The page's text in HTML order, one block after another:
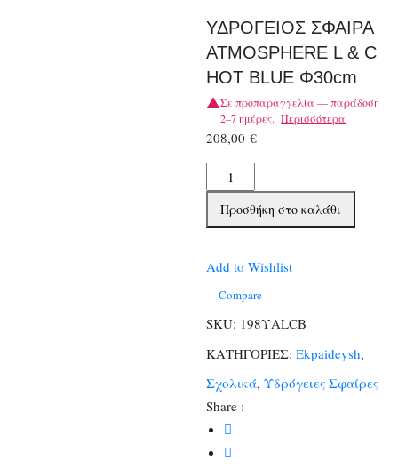
ΥΔΡΟΓΕΙΟΣ ΣΦΑΙΡΑ
ATMOSPHERE L & C
HOT BLUE Φ30cm
Σε προπαραγγελία — παράδοση
2–7 ημέρες. Περισσότερα
208,00€
ΥΔΡΟΓΕΙΟΣ
ΣΦΑΙΡΑ
ATMOSPHERE
&
Φ30cm
ποσότητα
Προσθήκη στο καλάθι
Add to Wishlist
Compare
SKU: 198ΥALCB
ΚΑΤΗΓΟΡΙΕΣ: Ekpaideysh,
Σχολικά,Υδρόγειες Σφαίρες
Share :